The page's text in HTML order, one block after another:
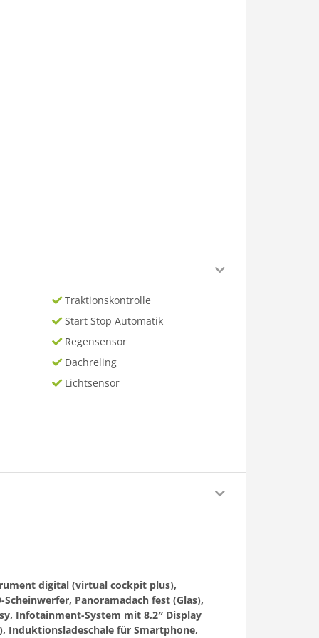
Traktionskontrolle
Start Stop Automatik
Regensensor
Dachreling
Lichtsensor
digital (virtual cockpit plus),
Panoramadach fest (Glas),
Infotainment-System mit 8,2″ Display
Induktionsladeschale für Smartphone,